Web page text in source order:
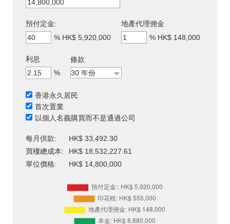
預付定金:
% HK$ 5,920,000
地產代理佣金
% HK$ 148,000
利息
%
條款
香港永久居民
首次置業
以個人名義購買而不是通過公司
每月供款:
HK$ 33,492.30
買樓總成本:
HK$ 18,532,227.61
單位價格:
HK$ 14,800,000